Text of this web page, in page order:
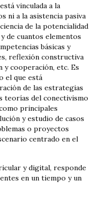
vinculada a la
ni a la asistencia pasiva
de la potencialidad
de cuantos elementos
básicas y
reflexión constructiva
cooperación, etc. Es
el que está
de las estrategias
teorías del conectivismo
principales
y estudio de casos
o proyectos
centrado en el
y digital, responde
en un tiempo y un